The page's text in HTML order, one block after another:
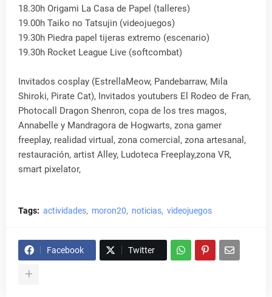
18.30h Origami La Casa de Papel (talleres)
19.00h Taiko no Tatsujin (videojuegos)
19.30h Piedra papel tijeras extremo (escenario)
19.30h Rocket League Live (softcombat)
Invitados cosplay (EstrellaMeow, Pandebarraw, Mila
Shiroki, Pirate Cat), Invitados youtubers El Rodeo de Fran,
Photocall Dragon Shenron, copa de los tres magos,
Annabelle y Mandragora de Hogwarts, zona gamer
freeplay, realidad virtual, zona comercial, zona artesanal,
restauración, artist Alley, Ludoteca Freeplay,zona VR,
smart pixelator,
Tags: actividades moron20 noticias videojuegos
Facebook Twitter